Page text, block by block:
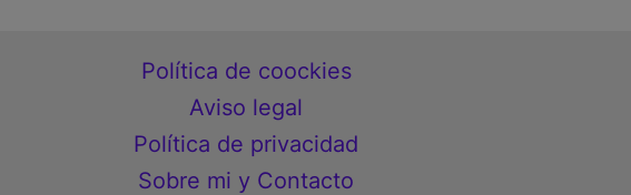
Política de coockies
Aviso legal
Política de privacidad
Sobre mi y Contacto